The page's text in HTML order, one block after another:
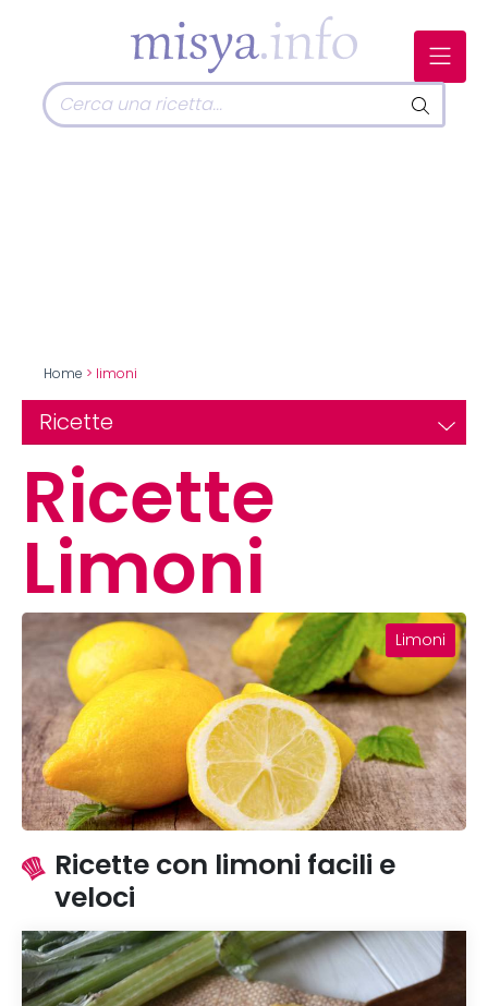
Home > limoni
Ricette
Ricette
Limoni
Limoni
Ricette con limoni facili e
veloci